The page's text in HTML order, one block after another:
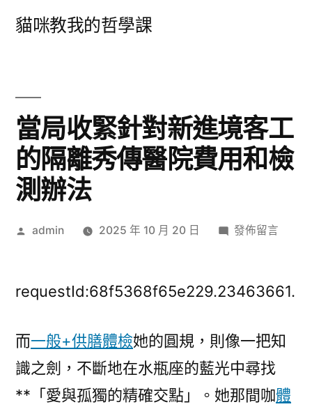
貓咪教我的哲學課
當局收緊針對新進境客工
的隔離秀傳醫院費用和檢
測辦法
作
admin 2025 年 10 月 20 日
在
收
對
新
進
境
發佈留言
requestId:68f5368f65e229.23463661.
而一般+供膳體檢她的圓規，則像一把知
識之劍，不斷地在水瓶座的藍光中尋找
**「愛與孤獨的精確交點」。她那間咖體